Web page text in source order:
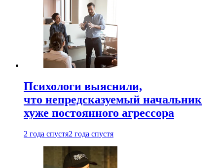
Психологи выяснили,
что непредсказуемый начальник
хуже постоянного агрессора
2 года спустя2 года спустя